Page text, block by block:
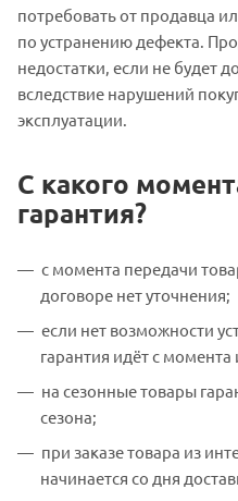
потребовать от продавца
по устранению дефекта.
недостатки, если не будет
вследствие нарушений
эксплуатации.
С какого
гарантия?
с момента передачи
договоре нет уточнения;
если нет возможности
гарантия идёт с момента
на сезонные товары
сезона;
при заказе товара из
начинается со дня